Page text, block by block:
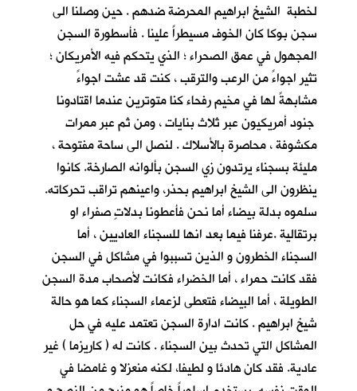
لخطبة الشيخ ابراهيم المحرضة ضدهم . حين وصلنا الى
سجن بوكا كان الخوف مسيطراً علينا . فأسطورة السجن
المجهول في عمق الصحراء ؛ الذي يتحكم فيه الأمريكان ؛
تثير اجواءً من الرعب والترقب ، كنت قد عشت اجواءً
مشابهةً لها في مخيم رفحاء كنا متوترين عندما اقتادونا
جنود أمريكيون عبر ثلاث بنايات ، ومن ثم عبر ممرات
مكشوفة ، محاصرة بالأسلاك . لنصل الى ساحة مفتوحة ،
مليئة بسجناء يرتدون زي السجن بألوانه الصارخة. كانوا
ينظرون الى الشيخ ابراهيم بحذر، واعينهم تراقب تحركاته.
سلموه بدلة بيضاء أما نحن فأعطونا بدلاتٍ صفراء او
برتقالية .عرفنا فيما بعد انها للسجناء العاديين ، أما
السجناء الخطرون و الذين تسببوا في مشاكل في السجن
فقد كانت حمراء ، أما الخضراء فكانت لأصحاب مدة السجن
الطويلة ، أما البيضاء فتعطى لزعماء السجناء كما هو حالة
شيخ ابراهيم . كانت ادارة السجن تعتمد عليه في حل
المشاكل التي تحدث بين السجناء . كانت له ( كاريزما ) غير
عادية. فقد كان هادئا و لطيفا، لكنه منعزلا و غامضا في